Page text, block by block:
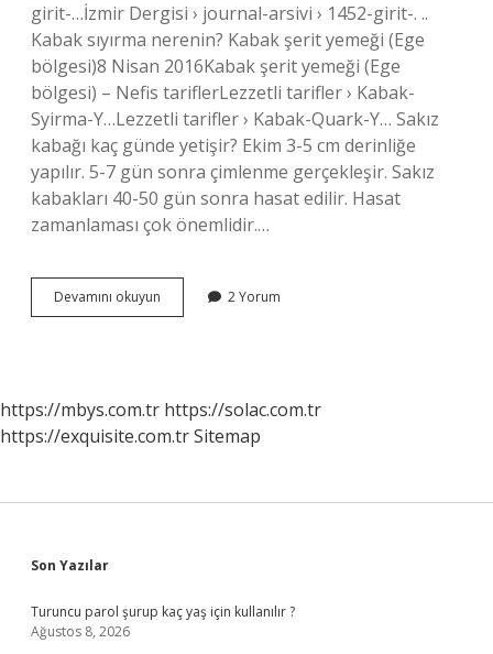
girit-…İzmir Dergisi › journal-arsivi › 1452-girit-. ..
Kabak sıyırma nerenin? Kabak şerit yemeği (Ege
bölgesi)8 Nisan 2016Kabak şerit yemeği (Ege
bölgesi) – Nefis tariflerLezzetli tarifler › Kabak-
Syirma-Y…Lezzetli tarifler › Kabak-Quark-Y… Sakız
kabağı kaç günde yetişir? Ekim 3-5 cm derinliğe
yapılır. 5-7 gün sonra çimlenme gerçekleşir. Sakız
kabakları 40-50 gün sonra hasat edilir. Hasat
zamanlaması çok önemlidir.…
Devamını okuyun
Kabak
2 Yorum
https://mbys.com.tr https://solac.com.tr
https://exquisite.com.trSitemap
Sidebar
Son Yazılar
Turuncu parol şurup kaç yaş için kullanılır ?
Ağustos 8, 2026